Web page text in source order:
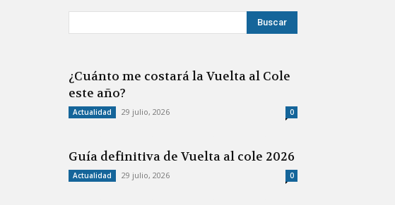
¿Cuánto me costará la Vuelta al Cole
este año?
Actualidad 29 julio, 2026 0
Guía definitiva de Vuelta al cole 2026
Actualidad 29 julio, 2026 0